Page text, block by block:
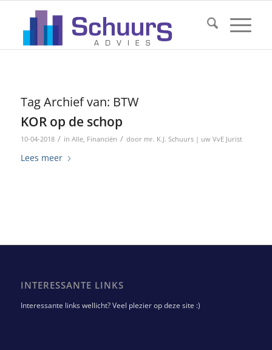
Tag Archief van: BTW
KOR op de schop
10-04-2018 / in Alle, Financiën / door mr. K.J. Schuurs | uw VvE Jurist
Lees meer
INTERESSANTE LINKS
Interessante links wellicht? Veel plezier op deze site :)